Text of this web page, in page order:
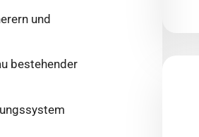
und
bestehender